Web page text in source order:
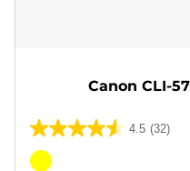
Canon CLI-
4.5 (32)
4.5
van
Kleurencartridge